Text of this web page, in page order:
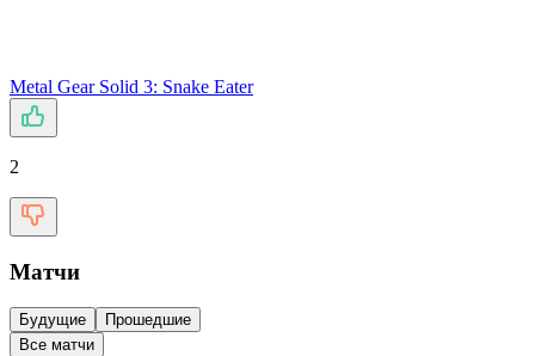
Metal Gear Solid 3: Snake Eater
2
Матчи
Будущие
Прошедшие
Все матчи